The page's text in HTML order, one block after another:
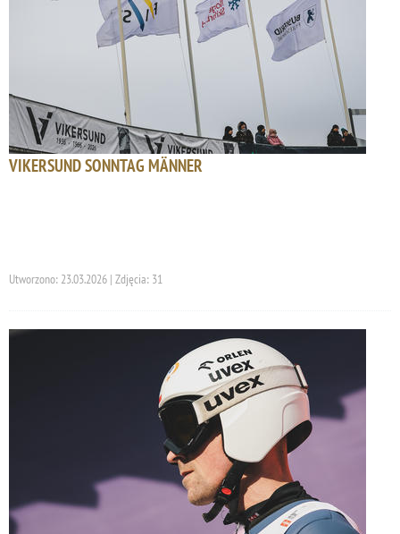
VIKERSUND SONNTAG MÄNNER
Utworzono: 23.03.2026 | Zdjęcia: 31